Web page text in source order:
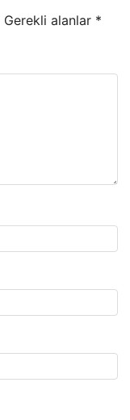
Gerekli alanlar *